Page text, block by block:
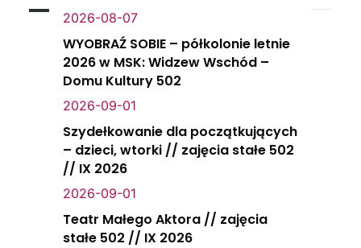
2026-08-07
WYOBRAŹ SOBIE – półkolonie letnie
2026 w MSK: Widzew Wschód –
Domu Kultury 502
2026-09-01
Szydełkowanie dla początkujących
– dzieci, wtorki // zajęcia stałe 502
// IX 2026
2026-09-01
Teatr Małego Aktora // zajęcia
stałe 502 // IX 2026